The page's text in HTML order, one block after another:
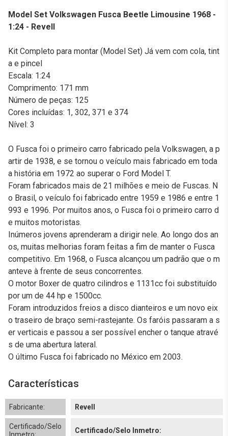
Model Set Volkswagen Fusca Beetle Limousine 1968 -
1:24 - Revell
Kit Completo para montar (Model Set) Já vem com cola, tint
a e pincel
Escala: 1:24
Comprimento: 171 mm
Número de peças: 125
Cores incluídas: 1, 302, 371 e 374
Nível: 3
O Fusca foi o primeiro carro fabricado pela Volkswagen, a p
artir de 1938, e se tornou o veículo mais fabricado em toda
a história em 1972 ao superar o Ford Model T.
Foram fabricados mais de 21 milhões e meio de Fuscas. N
o Brasil, o veículo foi fabricado entre 1959 e 1986 e entre 1
993 e 1996. Por muitos anos, o Fusca foi o primeiro carro d
e muitos motoristas.
Inúmeros jovens aprenderam a dirigir nele. Ao longo dos an
os, muitas melhorias foram feitas a fim de manter o Fusca
competitivo. Em 1968, o Fusca alcançou um padrão que o m
anteve à frente de seus concorrentes.
O motor Boxer de quatro cilindros e 1131cc foi substituído
por um de 44 hp e 1500cc.
Foram introduzidos freios a disco dianteiros e um novo eix
o traseiro de braço semi-rastejante. Os faróis passaram a s
er verticais e passou a ser possível encher o tanque atravé
s de uma abertura lateral.
O último Fusca foi fabricado no México em 2003.
Características
Fabricante: Revell
Certificado/Selo
Certificado/Selo Inmetro: